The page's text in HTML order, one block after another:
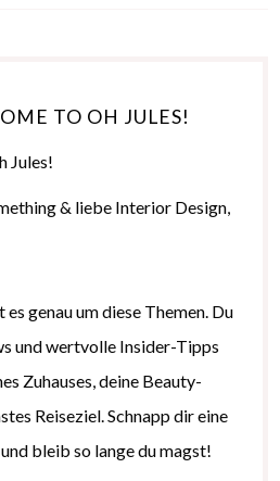
TO OH JULES!
& liebe Interior Design,
genau um diese Themen. Du
und wertvolle Insider-Tipps
Zuhauses, deine Beauty-
Reiseziel. Schnapp dir eine
bleib so lange du magst!